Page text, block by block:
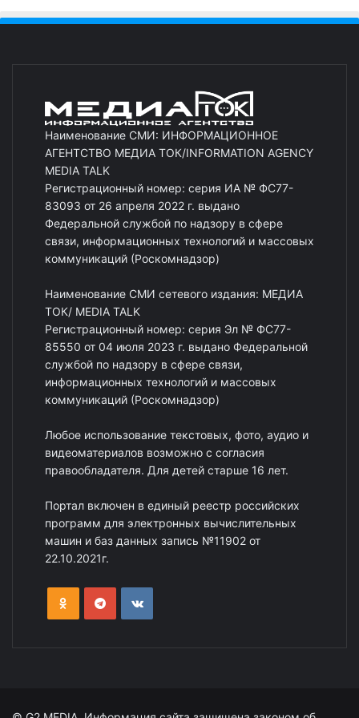
Наименование СМИ: ИНФОРМАЦИОННОЕ
АГЕНТСТВО МЕДИА ТОК/INFORMATION AGENCY
MEDIA TALK
Регистрационный номер: серия ИА № ФС77-
83093 от 26 апреля 2022 г. выдано
Федеральной службой по надзору в сфере
связи, информационных технологий и массовых
коммуникаций (Роскомнадзор)
Наименование СМИ сетевого издания: МЕДИА
ТОК/ MEDIA TALK
Регистрационный номер: серия Эл № ФС77-
85550 от 04 июля 2023 г. выдано Федеральной
службой по надзору в сфере связи,
информационных технологий и массовых
коммуникаций (Роскомнадзор)
Любое использование текстовых, фото, аудио и
видеоматериалов возможно с согласия
правообладателя. Для детей старше 16 лет.
Портал включен в единый реестр российских
программ для электронных вычислительных
машин и баз данных запись №11902 от
22.10.2021г.